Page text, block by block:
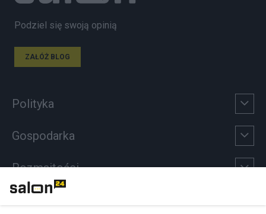
Podziel się swoją opinią
ZAŁÓŻ BLOG
Polityka
Gospodarka
Rozmaitości